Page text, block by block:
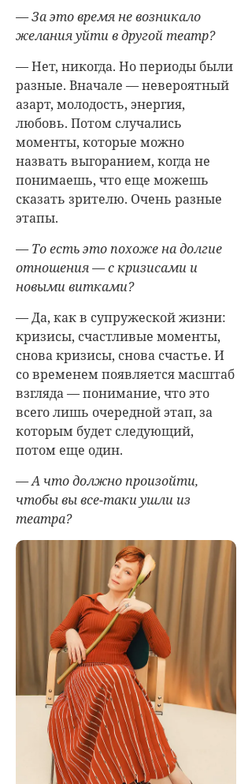
— За это время не возникало
желания уйти в другой театр?
— Нет, никогда. Но периоды были
разные. Вначале — невероятный
азарт, молодость, энергия,
любовь. Потом случались
моменты, которые можно
назвать выгоранием, когда не
понимаешь, что еще можешь
сказать зрителю. Очень разные
этапы.
— То есть это похоже на долгие
отношения — с кризисами и
новыми витками?
— Да, как в супружеской жизни:
кризисы, счастливые моменты,
снова кризисы, снова счастье. И
со временем появляется масштаб
взгляда — понимание, что это
всего лишь очередной этап, за
которым будет следующий,
потом еще один.
— А что должно произойти,
чтобы вы все-таки ушли из
театра?